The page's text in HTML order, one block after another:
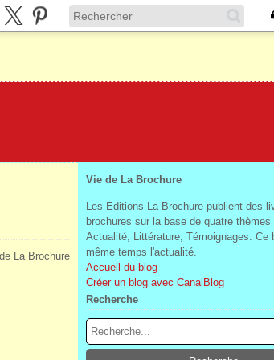
Vie de La Brochure
Les Editions La Brochure publient des
brochures sur la base de quatre
Actualité, Littérature, Témoignages. Ce
même temps l'actualité.
Accueil du blog
Créer un blog avec CanalBlog
Recherche